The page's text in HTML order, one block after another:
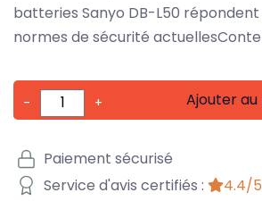
batteries Sanyo DB-L50
normes de sécurité
- + Ajouter
Paiement sécurisé
Service d'avis certifiés :
4.4/5